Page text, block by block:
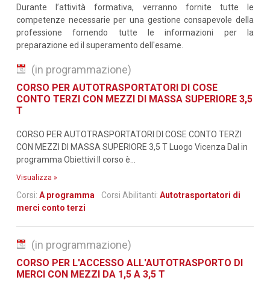
Durante l’attività formativa, verranno fornite tutte le
competenze necessarie per una gestione consapevole della
professione fornendo tutte le informazioni per la
preparazione ed il superamento dell'esame.
CORSO PER AUTOTRASPORTATORI DI COSE
CONTO TERZI CON MEZZI DI MASSA SUPERIORE 3,5
T
CORSO PER AUTOTRASPORTATORI DI COSE CONTO TERZI
CON MEZZI DI MASSA SUPERIORE 3,5 T Luogo Vicenza Dal in
programma Obiettivi Il corso è...
Visualizza »
Corsi: A programma Corsi Abilitanti: Autotrasportatori di
merci conto terzi
(in programmazione)
CORSO PER L'ACCESSO ALL'AUTOTRASPORTO DI
MERCI CON MEZZI DA 1,5 A 3,5 T
(in programmazione)